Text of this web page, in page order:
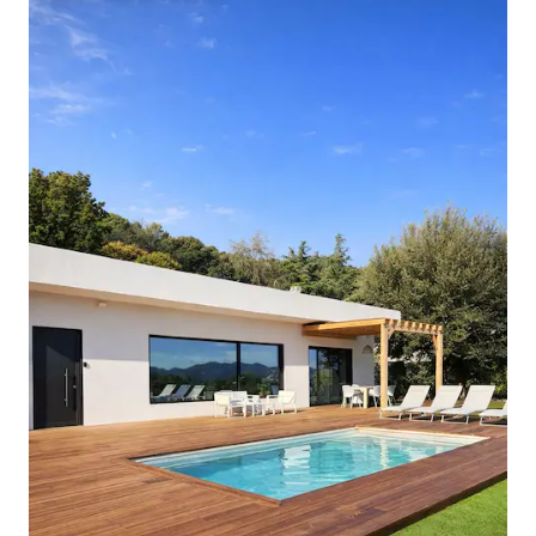
en het centrum van Barcelona op
slechts 14 km afstand. Appartement
aanbiedingen: 150 m ² + 30 m ² terrassen
- Hoofdslaapkamer met panoramisch
uitzicht op zee en toegang tot 2
met elk 2 eenpersoonsbedden van 90
cm, die kunnen worden samengevoegd
om een kingsize bed te creëren -
Woonkamer, een multifunctionele
lounge met eindeloos uitzicht op zee -
Eetkamer met een tafel voor 10
personen - Open haard - Drie balkons
waarop u een eettafel voor 8 personen,
loungebanken en een ontbijttafel kunt
vinden - Volledig uitgeruste keuken met
alle belangrijke apparatuur, waaronder
koelkast, vriezer, fornuis, oven,
magnetron, vaatwasser,
koffiezetapparaat, waterkoker, sappers,
blender. - Hogesnelheidsinternet -
Smart TV - Wasmachine, droger en
vaatwasser zijn het hoogwaardige merk